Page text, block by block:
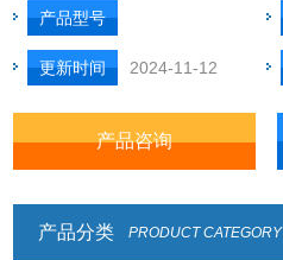
和实践证明。
产品型号
更新时间 2024-11-12
产品咨询
产品分类 PRODUCT CATEGORY